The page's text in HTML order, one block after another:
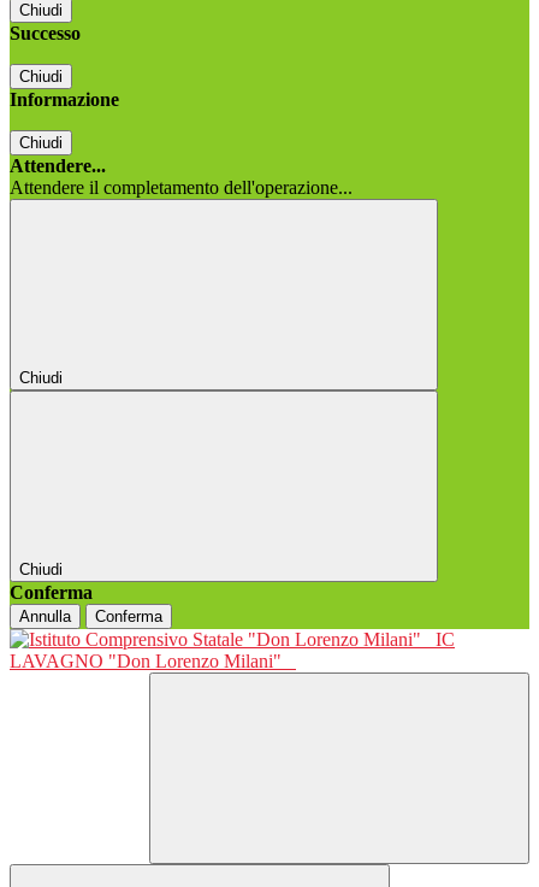
Chiudi
Successo
Chiudi
Informazione
Chiudi
Attendere...
Attendere il completamento dell'operazione...
Chiudi
Chiudi
Conferma
Annulla Conferma
IC
LAVAGNO "Don Lorenzo Milani"